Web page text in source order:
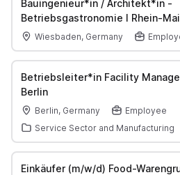
Bauingenieur*in / Architekt*in -
Betriebsgastronomie I Rhein-
Wiesbaden, Germany
Betriebsleiter*in Facility
Berlin
Berlin, Germany
Employee
Service Sector and Manufacturing
Einkäufer (m/w/d) Food-